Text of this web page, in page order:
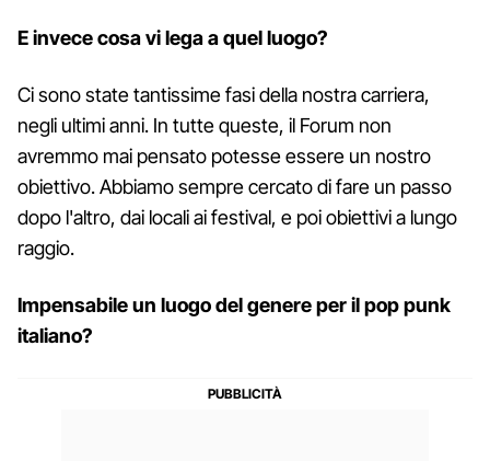
E invece cosa vi lega a quel luogo?
Ci sono state tantissime fasi della nostra carriera,
negli ultimi anni. In tutte queste, il Forum non
avremmo mai pensato potesse essere un nostro
obiettivo. Abbiamo sempre cercato di fare un passo
dopo l'altro, dai locali ai festival, e poi obiettivi a lungo
raggio.
Impensabile un luogo del genere per il pop punk
italiano?